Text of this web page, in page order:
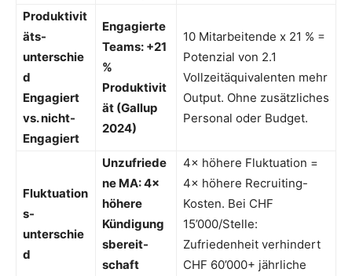
Produktivit
äts-
unterschie
d
Engagiert
vs. nicht-
Engagiert
Engagierte
Teams: +21
%
Produktivit
ät (Gallup
2024)
10 Mitarbeitende x 21 % =
Potenzial von 2.1
Vollzeitäquivalenten mehr
Output. Ohne zusätzliches
Personal oder Budget.
Fluktuation
s-
unterschie
d
Unzufriede
ne MA: 4×
höhere
Kündigung
sbereit-
schaft
4× höhere Fluktuation =
4× höhere Recruiting-
Kosten. Bei CHF
15’000/Stelle:
Zufriedenheit verhindert
CHF 60’000+ jährliche